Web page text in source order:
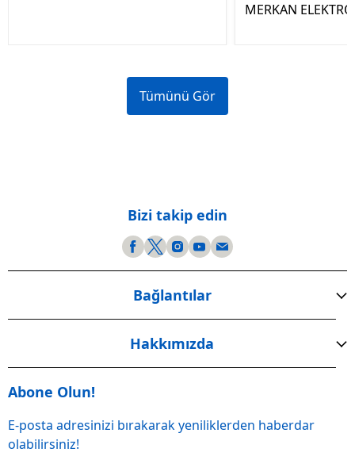
MERKAN
Tümünü Gör
Bizi takip edin
Bağlantılar
Hakkımızda
Abone Olun!
E-posta adresinizi bırakarak yeniliklerden haberdar
olabilirsiniz!